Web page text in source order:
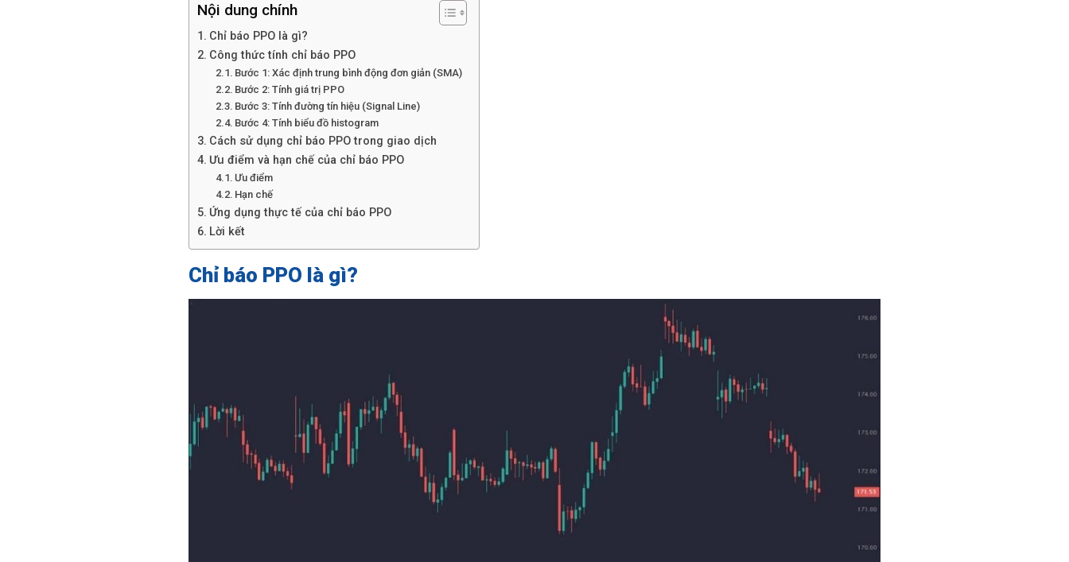
Nội dung chính
Chỉ báo PPO là gì?
Công thức tính chỉ báo PPO
Bước 1: Xác định trung bình động đơn giản (SMA)
Bước 2: Tính giá trị PPO
Bước 3: Tính đường tín hiệu (Signal Line)
Bước 4: Tính biểu đồ histogram
Cách sử dụng chỉ báo PPO trong giao dịch
Ưu điểm và hạn chế của chỉ báo PPO
Ưu điểm
Hạn chế
Ứng dụng thực tế của chỉ báo PPO
Lời kết
Chỉ báo PPO là gì?